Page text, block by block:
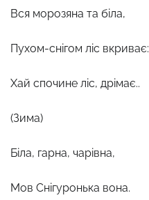
Вся морозяна та біла,
Пухом-снігом ліс вкриває:
Хай спочине ліс, дрімає..
(Зима)
Біла, гарна, чарівна,
Мов Снігуронька вона.